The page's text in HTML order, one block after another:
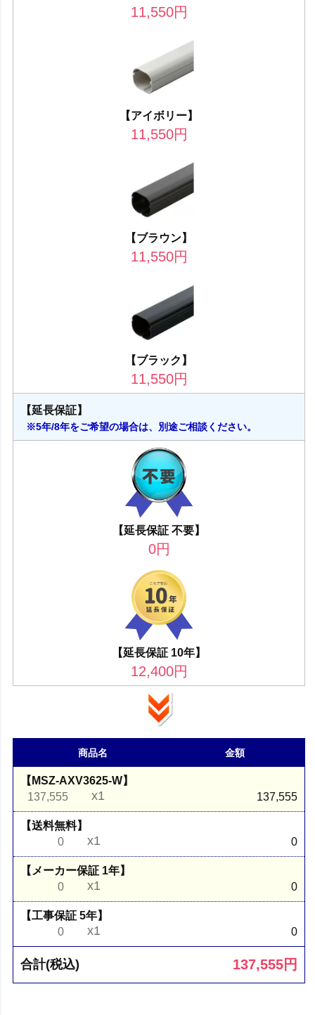
11,550円
【アイボリー】
11,550円
【ブラウン】
11,550円
【ブラック】
11,550円
【延長保証】
※5年/8年をご希望の場合は、別途ご相談ください。
【延長保証 不要】
0円
【延長保証 10年】
12,400円
商品名 金額
【MSZ-AXV3625-W】
137,555
x1 137,555
【送料無料】
0
x1 0
【メーカー保証 1年】
0
x1 0
【工事保証 5年】
0
x1 0
合計(税込) 137,555円